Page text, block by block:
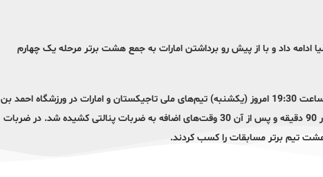
داد و با از پیش رو برداشتن امارات به جمع هشت برتر مرحله یک چهارم
در دومین بازی مرحله یک هشتم نهایی جام ملت‌های آسیا 2023، از ساعت 19:30 امروز (یکشنبه) تیم‌های ملی تاجیکستان و امارات در ورزشگاه احمد بن
علی الریان به مصاف هم رفتند که این بازی بعد از تساوی یک – یک در 90 دقیقه و پس از آن 30 وقت‌های اضافه به ضربات پنالتی کشیده شد. در ضربات